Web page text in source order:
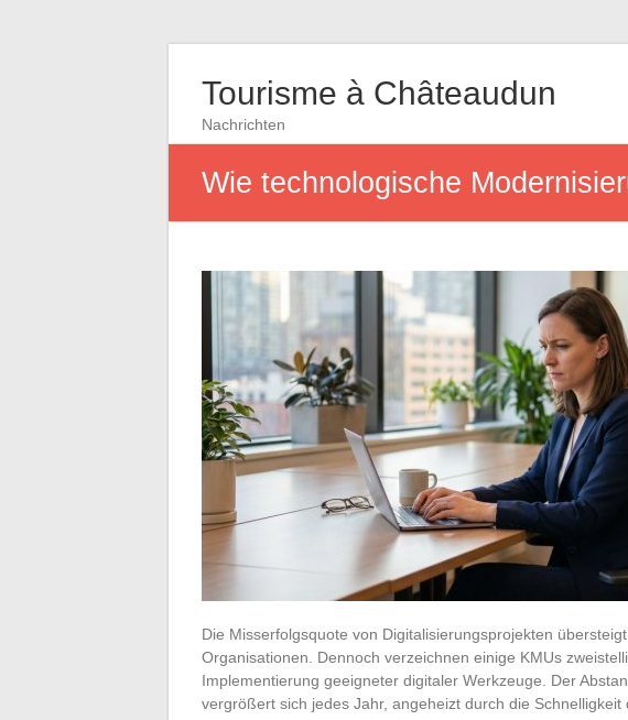
Tourisme à Châteaudun
Nachrichten
Wie technologische
Die Misserfolgsquote von Digitalisierungsprojekten
Organisationen. Dennoch verzeichnen einige KMUs
Implementierung geeigneter digitaler Werkzeuge. Der
vergrößert sich jedes Jahr, angeheizt durch die Schnelligkeit